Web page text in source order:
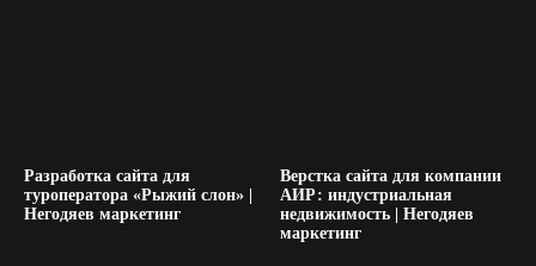
Разработка сайта для
туроператора «Рыжий слон» |
Негодяев маркетинг
Верстка сайта для компании
АИР: индустриальная
недвижимость | Негодяев
маркетинг